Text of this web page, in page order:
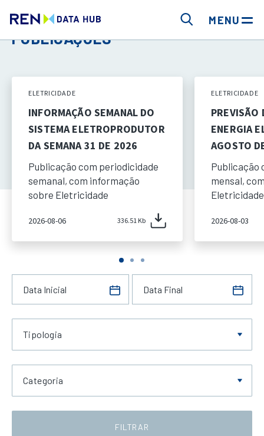
MENU
PUBLICAÇÕES
ELETRICIDADE
INFORMAÇÃO SEMANAL DO
SISTEMA ELETROPRODUTOR
DA SEMANA 31 DE 2026
Publicação com periodicidade
semanal, com informação
sobre Eletricidade
2026-08-06 336.51 Kb
ELETRICIDADE
PREVISÃO
ENERGIA
AGOSTO
Publicação
mensal,
Eletricidade
2026-08-03
Tipologia
Categoria
FILTRAR